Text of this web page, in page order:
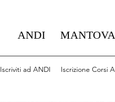
ANDI MANTOVA
Iscriviti ad ANDI Iscrizione Corsi